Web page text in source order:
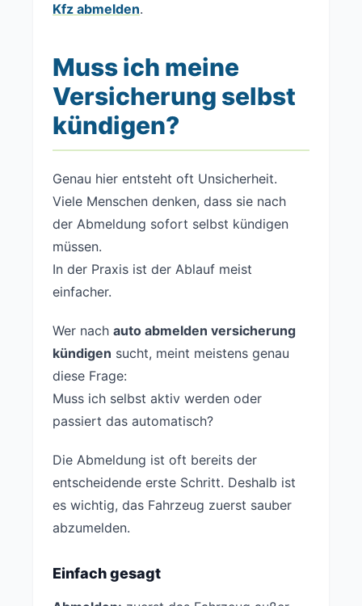
Kfz abmelden.
Muss ich meine
Versicherung selbst
kündigen?
Genau hier entsteht oft Unsicherheit.
Viele Menschen denken, dass sie nach
der Abmeldung sofort selbst kündigen
müssen.
In der Praxis ist der Ablauf meist
einfacher.
Wer nach auto abmelden versicherung
kündigen sucht, meint meistens genau
diese Frage:
Muss ich selbst aktiv werden oder
passiert das automatisch?
Die Abmeldung ist oft bereits der
entscheidende erste Schritt. Deshalb ist
es wichtig, das Fahrzeug zuerst sauber
abzumelden.
Einfach gesagt